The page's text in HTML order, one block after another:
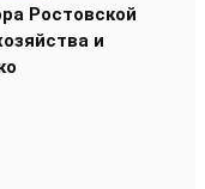
Ростовской
и